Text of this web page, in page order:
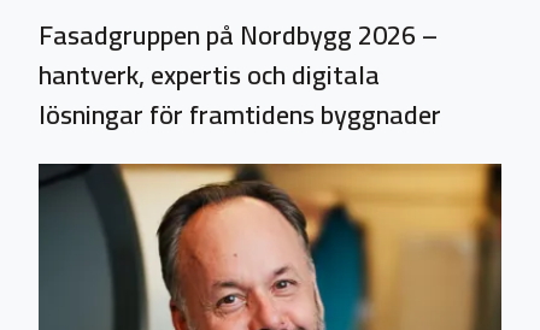
Fasadgruppen på Nordbygg 2026 –
hantverk, expertis och digitala
lösningar för framtidens byggnader